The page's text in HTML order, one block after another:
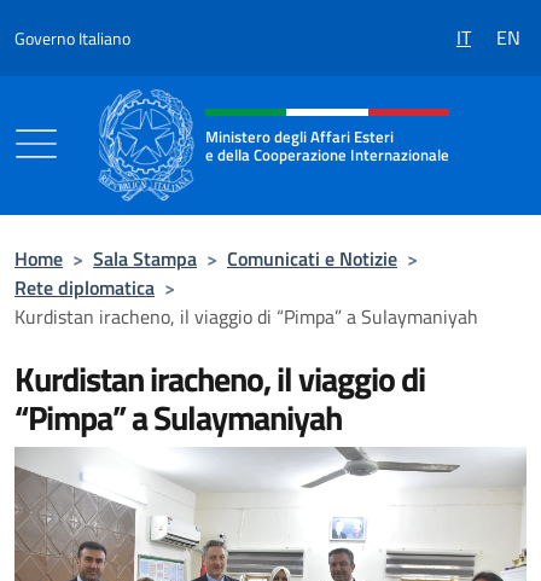
Governo Italiano IT EN
Intestazione sito, social e menù
Ministero degli Affari Esteri
e della Cooperazione Internazionale
Home > Sala Stampa > Comunicati e Notizie >
Rete diplomatica >
Kurdistan iracheno, il viaggio di “Pimpa” a Sulaymaniyah
Kurdistan iracheno, il viaggio di
“Pimpa” a Sulaymaniyah